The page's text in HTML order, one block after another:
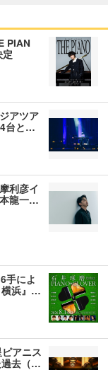
PIAN
アツア
4台と…
利彦イ
龍一…
手によ
横浜』…
アニス
過去（…